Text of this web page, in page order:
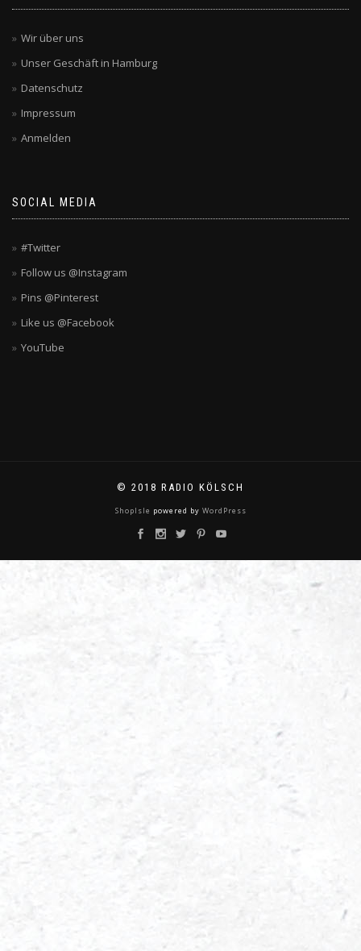
Wir über uns
Unser Geschäft in Hamburg
Datenschutz
Impressum
Anmelden
SOCIAL MEDIA
#Twitter
Follow us @Instagram
Pins @Pinterest
Like us @Facebook
YouTube
© 2018 RADIO KÖLSCH
ShopIsle powered by WordPress